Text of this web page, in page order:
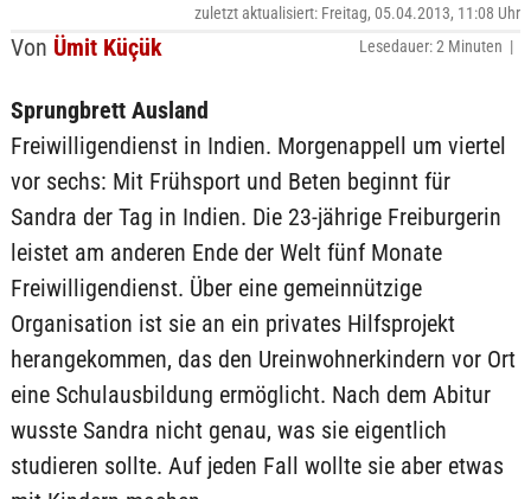
Von Ümit Küçük
zuletzt aktualisiert: Freitag, 05.04.2013, 11:08 Uhr
Lesedauer: 2 Minuten |
Sprungbrett Ausland
Freiwilligendienst in Indien. Morgenappell um viertel
vor sechs: Mit Frühsport und Beten beginnt für
Sandra der Tag in Indien. Die 23-jährige Freiburgerin
leistet am anderen Ende der Welt fünf Monate
Freiwilligendienst. Über eine gemeinnützige
Organisation ist sie an ein privates Hilfsprojekt
herangekommen, das den Ureinwohnerkindern vor Ort
eine Schulausbildung ermöglicht. Nach dem Abitur
wusste Sandra nicht genau, was sie eigentlich
studieren sollte. Auf jeden Fall wollte sie aber etwas